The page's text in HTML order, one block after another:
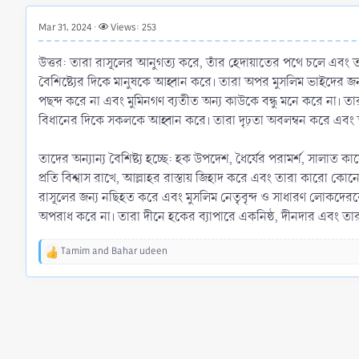
r
t
e
r
Mar 31, 2024 Views: 253
উত্তর: তারা রাসূলের আনুগত্য করে, তাঁর হেদায়াতের পথে চলে এবং
বৈশিষ্ট্যের দিকে মানুষকে আহ্বান করে। তারা অপর মুসলিম
পছন্দ করে না এবং মুমিনগণ ব্যতীত অন্য কাউকে বন্ধু মনে করে না।
বিধানের দিকে সকলকে আহ্বান করে। তারা দৃঢ়তা অবলম্বন করে এবং
তাদের অন্যান্য বৈশিষ্ট্য হচ্ছে: হক উপদেশ, ধৈর্যের পরামর্শ,
প্রতি বিশ্বাস রাখে, আল্লাহর রাস্তায় জিহাদ করে এবং তারা কারো
রাসূলের জন্য নছিহত করে এবং মুসলিম নেতৃবৃন্দ ও সাধারণ
অপরাধ করে না। তারা দীনে হকের ব্যাপারে একনিষ্ঠ, দীনদার এবং
R
Tamimand Bahar udeen